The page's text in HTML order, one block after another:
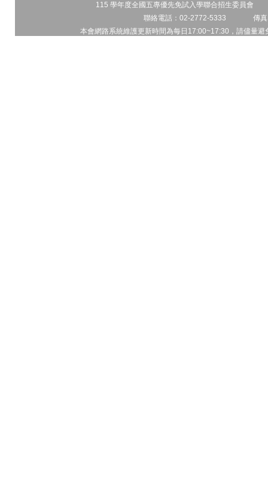
115 學年度全國五專優先免試入學聯合招生委員會
聯絡電話：02-2772-5333 傳
本會網路系統維護更新時間為每日17:00~17:30，請儘量